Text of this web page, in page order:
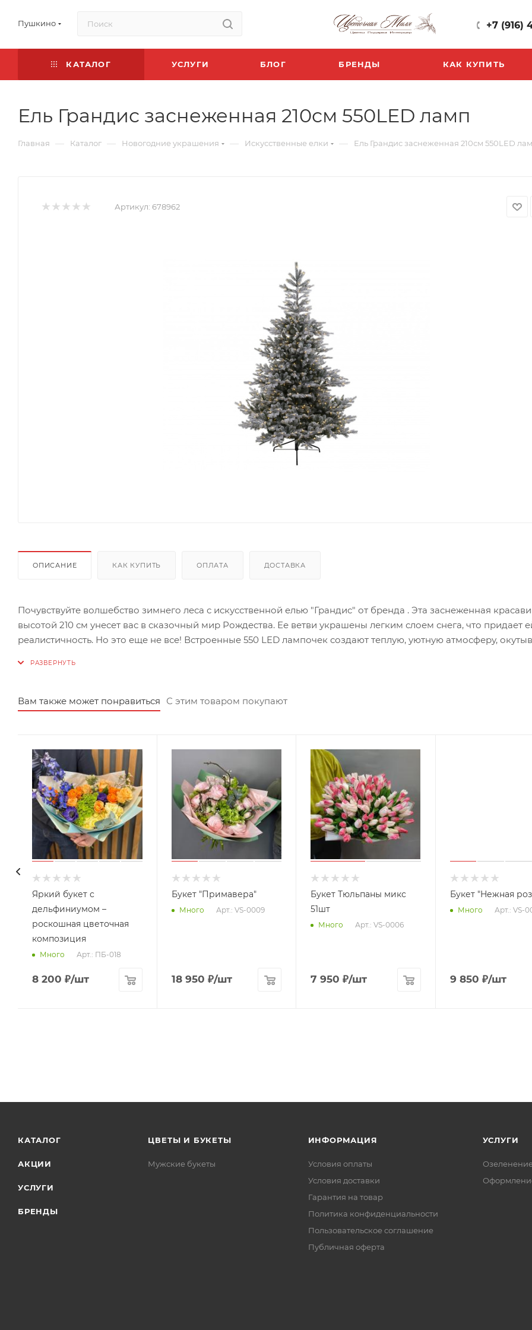
Пушкино +7 (916)
КАТАЛОГ УСЛУГИ БЛОГ БРЕНДЫ КАК КУПИТЬ
Ель Грандис заснеженная 210см 550LED ламп
Главная — Каталог — Новогодние украшения — Искусственные елки — Ель Грандис заснеженная 210см 550LED
Артикул: 678962
ОПИСАНИЕ КАК КУПИТЬ ОПЛАТА ДОСТАВКА
Почувствуйте волшебство зимнего леса с искусственной елью "Грандис" от бренда . Эта заснеженная
высотой 210 см унесет вас в сказочный мир Рождества. Ее ветви украшены легким слоем снега, что придает
реалистичность. Но это еще не все! Встроенные 550 LED лампочек создают теплую, уютную атмосферу,
Вам также может понравиться
С этим товаром покупают
Яркий букет с
дельфиниумом –
роскошная цветочная
композиция
Много Арт.: ПБ-018
8 200 ₽/шт
Букет "Примавера"
Много Арт.: VS-0009
18 950 ₽/шт
Букет Тюльпаны микс
51шт
Много Арт.: VS-0006
7 950 ₽/шт
Букет "Нежная
Много Арт.: VS-
9 850 ₽/шт
КАТАЛОГ
АКЦИИ
УСЛУГИ
БРЕНДЫ
ЦВЕТЫ И БУКЕТЫ
Мужские букеты
ИНФОРМАЦИЯ
Условия оплаты
Условия доставки
Гарантия на товар
Политика конфиденциальности
Пользовательское соглашение
Публичная оферта
УСЛУГИ